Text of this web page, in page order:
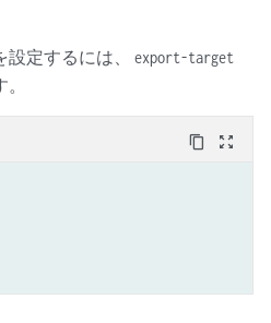
定するには、 export-target
content_copy zoom_out_map